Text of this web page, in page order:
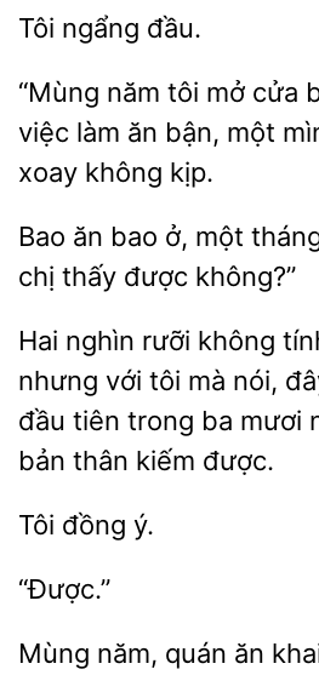
“Mùng
tôi mở cửa
việc làm
bận, một
không kịp.
ăn bao ở, một
chị thấy
không?”
Hai nghìn rưỡi không
nhưng với tôi mà nói,
trong ba mươi
bản thân
được.
“Được.”
quán